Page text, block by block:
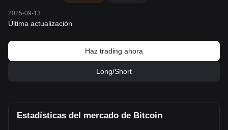
2025-09-13
Última actualización
Haz trading ahora
Long/Short
Estadísticas del mercado de Bitcoin